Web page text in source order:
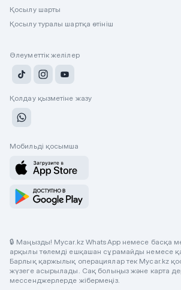
Қосылу шарты
Қосылу туралы шартқа өтініш
Әлеуметтік желілер
Қолдау қызметіне жазу
Мобильді қосымша
🔒 Маңызды! Mycar.kz WhatsApp немесе басқа
арқылы төлемді ешқашан сұрамайды немесе
Барлық қаржылық операциялар тек Mycar.kz
жүзеге асырылады. Сақ болыңыз және карта
мессенджерлерде жібермеңіз.